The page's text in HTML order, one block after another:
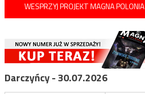
WESPRZYJ PROJEKT MAGNA POLONIA
Darczyńcy - 30.07.2026